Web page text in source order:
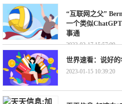
“互联网之父”
一个类似
事通
2023-02-17 15:57:09
世界速看：说好
2023-01-15 10:39:20